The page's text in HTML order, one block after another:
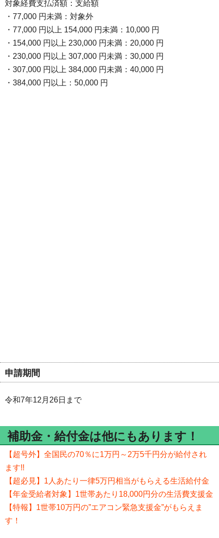
対象経費支払済額：支給額
・77,000 円未満：対象外
・77,000 円以上 154,000 円未満：10,000 円
・154,000 円以上 230,000 円未満：20,000 円
・230,000 円以上 307,000 円未満：30,000 円
・307,000 円以上 384,000 円未満：40,000 円
・384,000 円以上：50,000 円
申請期間
令和7年12月26日まで
補助金・給付金は他にもあります！
【超号外】全国民の70％に1万円～2万5千円分が給付され
ます!!
【超必見】1人あたり一律5万円相当がもらえる生活給付金
【年金受給者対象】1世帯あたり18,000円分の生活費支援金
【特報】1世帯10万円の”エアコン緊急支援金”がもらえま
す！